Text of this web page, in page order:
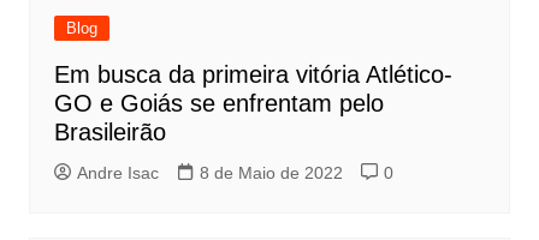
Blog
Em busca da primeira vitória Atlético-
GO e Goiás se enfrentam pelo
Brasileirão
Andre Isac 8 de Maio de 2022 0